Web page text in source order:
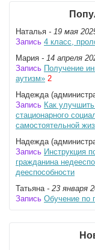
Наталья - 19 мая
Запись 4 класс,
Мария - 14 апреля
Запись Получение
аутизм» 2
Надежда
Запись Как
стационарного
самостоятельной
Надежда
Запись Инструкция
гражданина
дееспособности
Татьяна - 23 января
Запись Обучение по